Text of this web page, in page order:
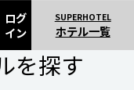
ログ
イン
ホテル一覧
を探す